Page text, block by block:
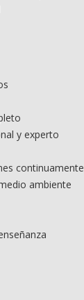
y experto
continuamente
ambiente